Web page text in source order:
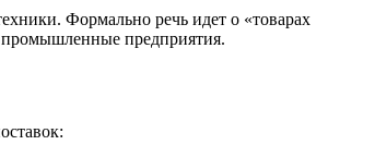
Формально речь идет о «товарах
промышленные предприятия.​